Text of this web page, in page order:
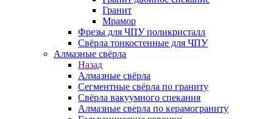
Гранит
Мрамор
Фрезы для ЧПУ поликристалл
Свёрла тонкостенные для ЧПУ
Алмазные свёрла
Назад
Алмазные свёрла
Сегментные свёрла по граниту
Свёрла вакуумного спекания
Алмазные сверла по керамограниту